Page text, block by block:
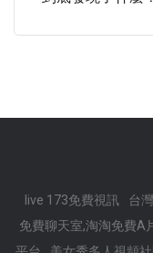
live 173免費視訊 台
免費聊天室,淘淘免費A